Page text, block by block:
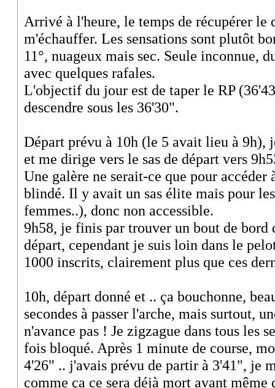
Arrivé à l'heure, le temps de récupérer le
m'échauffer. Les sensations sont plutôt
11°, nuageux mais sec. Seule inconnue,
avec quelques rafales.
L'objectif du jour est de taper le RP
descendre sous les 36'30".
Départ prévu à 10h (le 5 avait lieu à 9h),
et me dirige vers le sas de départ vers
Une galère ne serait-ce que pour accéder
blindé. Il y avait un sas élite mais pour
femmes..), donc non accessible.
9h58, je finis par trouver un bout de
départ, cependant je suis loin dans le
1000 inscrits, clairement plus que ces
10h, départ donné et .. ça bouchonne,
secondes à passer l'arche, mais surtout,
n'avance pas ! Je zigzague dans tous les
fois bloqué. Après 1 minute de course,
4'26" .. j'avais prévu de partir à 3'41", je
comme ça ce sera déjà mort avant